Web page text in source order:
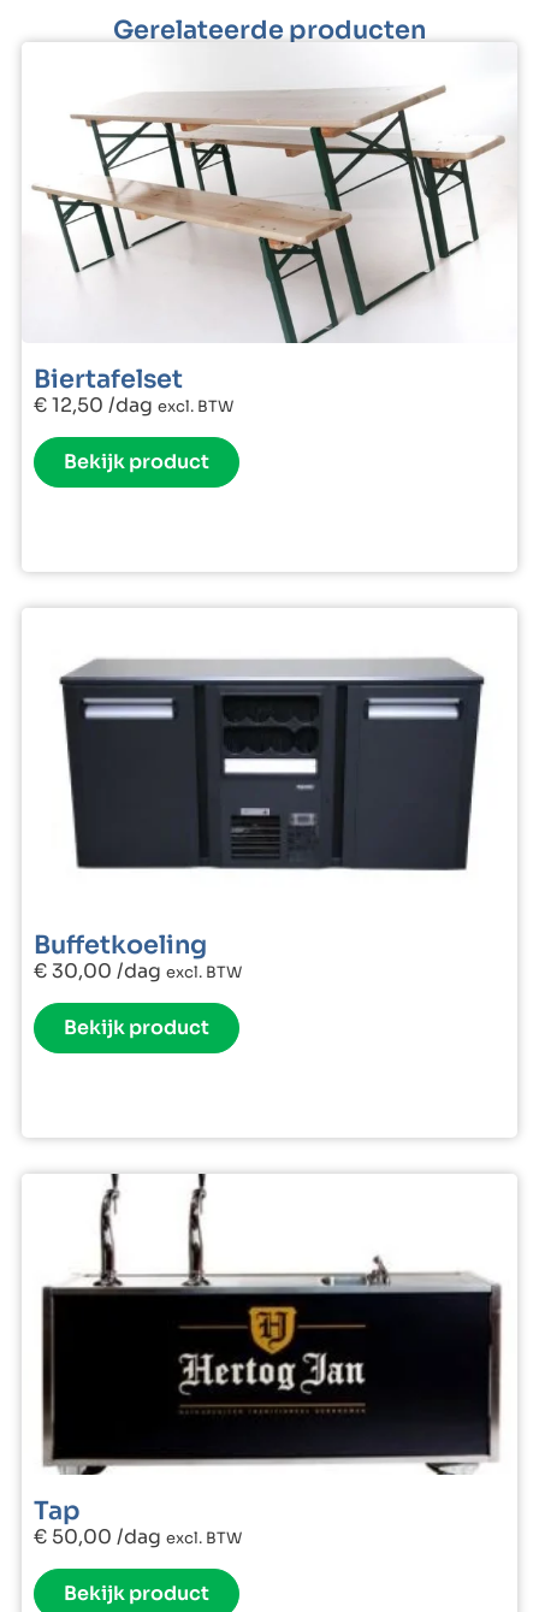
Gerelateerde producten
Biertafelset
€12,50 /dag excl. BTW
Bekijk product
Buffetkoeling
€30,00 /dag excl. BTW
Bekijk product
Tap
€50,00 /dag excl. BTW
Bekijk product